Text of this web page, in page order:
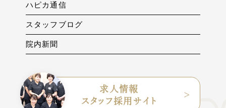
ハピカ通信
スタッフブログ
院内新聞
求人情報
スタッフ採用サイト